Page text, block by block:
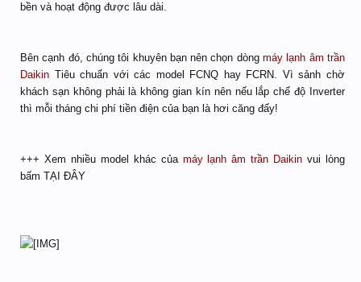
bền và hoạt động được lâu dài.
Bên cạnh đó, chúng tôi khuyên bạn nên chọn dòngmáy lạnh âm trần
Daikin Tiêu chuẩn với các model FCNQ hay FCRN. Vì sảnh chờ
khách sạn không phải là không gian kín nên nếu lắp chế độ Inverter
thì mỗi tháng chi phí tiền điện của bạn là hơi căng đấy!
+++ Xem nhiều model khác của máy lạnh âm trần Daikin vui lòng
bấm TẠI ĐÂY